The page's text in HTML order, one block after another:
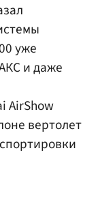
уже
и даже
AirShow
вертолет